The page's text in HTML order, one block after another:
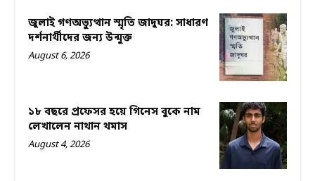
জুলাই গণঅভ্যুত্থান স্মৃতি জাদুঘর: সাধারণ
দর্শনার্থীদের জন্য উন্মুক্ত
August 6, 2026
১৮ বছরে প্রফেসর হয়ে গিনেস বুকে নাম
লেখালেন নাথান থমাস
August 4, 2026